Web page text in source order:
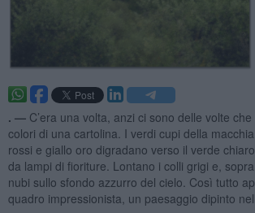
. — C’era una volta, anzi ci sono delle volte
colori di una cartolina. I verdi cupi della
rossi e giallo oro digradano verso il verde
da lampi di fioriture. Lontano i colli grigi e,
nubi sullo sfondo azzurro del cielo. Così tutto
quadro impressionista, un paesaggio dipinto